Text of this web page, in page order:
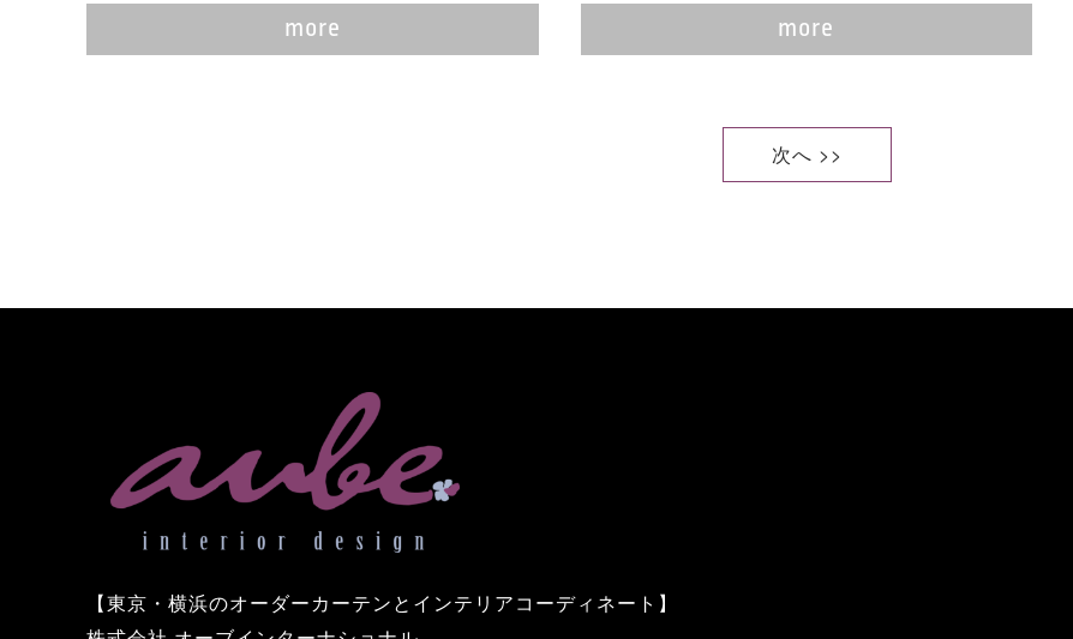
more more
次へ >>
【東京・横浜のオーダーカーテンとインテリアコーディネート】